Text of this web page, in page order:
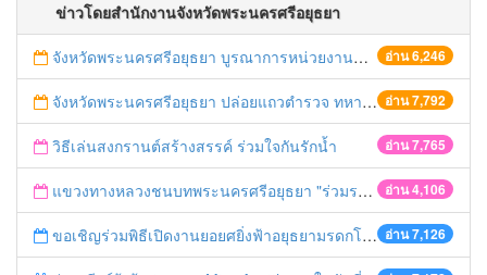
ข่าวโดยสำนักงานจังหวัดพระนครศรีอยุธยา
อ่าน 6,246
จังหวัดพระนครศรีอยุธยา บูรณาการหน่วยงานที่เกี่ยวข้อง ลงพื้นที่จัดระเบียบและดำเนินมาตรการตามบทลงโทษสูงสุดกับผู้ประกอบการร้านค้าที่ยังฝ่าฝืนตั้งร้านค้ารุกล้ำเขตพื้นที่ทางหลวง เตรียมความปลอดภัยก่อนเทศกาลสงกรานต์
อ่าน 7,792
จังหวัดพระนครศรีอยุธยา ปล่อยแถวตำรวจ ทหาร ฝ่ายปกครอง กว่า 100 นาย ตรวจเข้มท่ารถสาธารณะ สถานีขนส่งรถโดยสาร วินรถตู้ และสถานีรถไฟ เตรียมรับมือเทศกาลสงกรานต์
อ่าน 7,765
วิธีเล่นสงกรานต์สร้างสรรค์ ร่วมใจกันรักน้ำ
อ่าน 4,106
แขวงทางหลวงชนบทพระนครศรีอยุธยา "ร่วมรณรงค์ ขับช้า เปิดไฟหน้า คาดเข็มขัด" เทศกาลสงกรานต์ ปี 2561
อ่าน 7,126
ขอเชิญร่วมพิธีเปิดงานยอยศยิ่งฟ้าอยุธยามรดกโลก